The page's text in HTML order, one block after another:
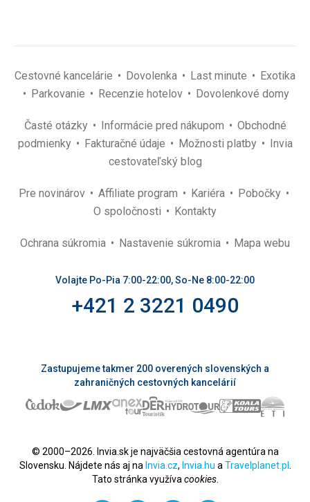
Cestovné kancelárie Dovolenka Last minute
Exotika
Parkovanie
Recenzie hotelov Dovolenkové domy
Časté otázky Informácie pred nákupom
Obchodné
podmienky
Fakturačné údaje Možnosti platby
Invia
cestovateľský blog
Pre novinárov Affiliate program Kariéra
Pobočky
O spoločnosti
Kontakty
Ochrana súkromia Nastavenie súkromia Mapa webu
Volajte Po-Pia 7:00-22:00, So-Ne 8:00-22:00
+421 2 3221 0490
Zastupujeme takmer 200 overených slovenských a
zahraničných cestovných kancelárií
© 2000–2026. Invia.sk je najväčšia cestovná agentúra na
Slovensku. Nájdete nás aj na Invia.cz, Invia.hu a Travelplanet.pl
Tato stránka využíva cookies.